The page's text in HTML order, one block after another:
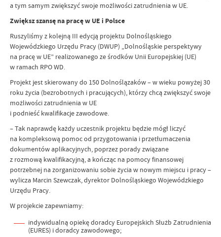
a tym samym zwiększyć swoje możliwości zatrudnienia w UE.
Zwiększ szansę na pracę w UE i Polsce
Ruszyliśmy z kolejną III edycją projektu Dolnośląskiego
Wojewódzkiego Urzędu Pracy (DWUP) „Dolnośląskie perspektywy
na pracę w UE” realizowanego ze środków Unii Europejskiej (UE)
w ramach RPO WD.
Projekt jest skierowany do 150 Dolnoślązaków – w wieku powyżej 30
roku życia (bezrobotnych i pracujących), którzy chcą zwiększyć swoje
możliwości zatrudnienia w UE
i podnieść kwalifikacje zawodowe.
– Tak naprawdę każdy uczestnik projektu będzie mógł liczyć
na kompleksową pomoc od przygotowania i przetłumaczenia
dokumentów aplikacyjnych, poprzez porady związane
z rozmową kwalifikacyjną, a kończąc na pomocy finansowej
potrzebnej na zorganizowaniu sobie życia w nowym miejscu i pracy –
wylicza Marcin Szewczak, dyrektor Dolnośląskiego Wojewódzkiego
Urzędu Pracy.
W projekcie zapewniamy:
indywidualną opiekę doradcy Europejskich Służb Zatrudnienia
(EURES) i doradcy zawodowego;